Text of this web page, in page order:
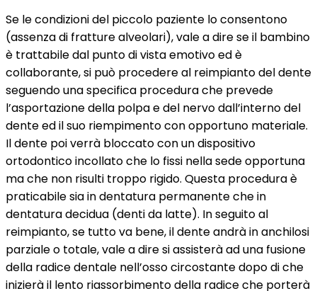
Se le condizioni del piccolo paziente lo consentono
(assenza di fratture alveolari), vale a dire se il bambino
è trattabile dal punto di vista emotivo ed è
collaborante, si può procedere al reimpianto del dente
seguendo una specifica procedura che prevede
l’asportazione della polpa e del nervo dall’interno del
dente ed il suo riempimento con opportuno materiale.
Il dente poi verrà bloccato con un dispositivo
ortodontico incollato che lo fissi nella sede opportuna
ma che non risulti troppo rigido. Questa procedura è
praticabile sia in dentatura permanente che in
dentatura decidua (denti da latte). In seguito al
reimpianto, se tutto va bene, il dente andrà in anchilosi
parziale o totale, vale a dire si assisterà ad una fusione
della radice dentale nell’osso circostante dopo di che
inizierà il lento riassorbimento della radice che porterà